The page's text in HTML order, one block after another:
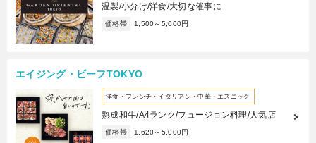
温製/小分け/洋食/大切な催事に
価格帯 1,500～5,000円
エイジング・ビーフTOKYO
洋食・フレンチ・イタリアン・中華・エスニック
熟成和牛/A4ランク/フュージョン料理/人気店
価格帯 1,620～5,000円